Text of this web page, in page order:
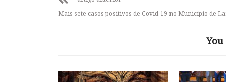
Mais sete casos positivos de Covid-19 no Município de